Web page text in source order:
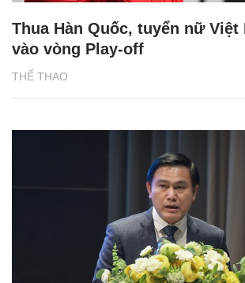
THỂ THAO
Thua Hàn Quốc, tuyển nữ Việt
vào vòng Play-off